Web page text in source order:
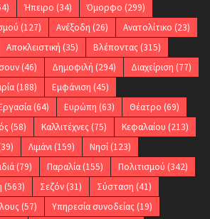
Ήπειρο (34) Όμορφο (299)
(127) Ανέξοδη (26) Ανατολίτικο (23)
Αποκλειστική (35) Βλέποντας (315)
(46) Δημοφιλή (294) Διαχείριση (77)
(188) Εμφάνιση (45)
(64) Ευρώπη (63) Θέατρο (69)
(58) Καλλιτέχνες (75) Κεφαλαίου (213)
Λιμάνι(159) Νησί(123)
(79) Παραλία(155) Πολιτισμού (342)
(563) Σεζόν(31) Σύσταση (41)
(57) Υπηρεσία συνοδείας (19)